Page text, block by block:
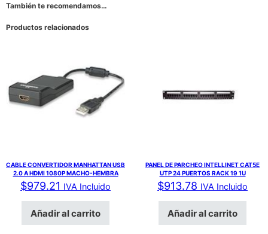
También te recomendamos…
Productos relacionados
CABLE CONVERTIDOR MANHATTAN USB
2.0 A HDMI 1080P MACHO-HEMBRA
$979.21 IVA Incluido
Añadir al carrito
PANEL DE PARCHEO INTELLINET CAT5E
UTP 24 PUERTOS RACK 19 1U
$913.78 IVA Incluido
Añadir al carrito